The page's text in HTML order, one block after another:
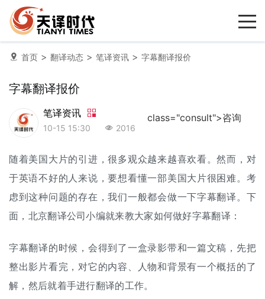
首页 > 翻译动态 > 笔译资讯 > 字幕翻译报价
字幕翻译报价
笔译资讯
10-15 15:30 2016
class="consult">咨询
随着美国大片的引进，很多观众越来越喜欢看。然而，对
于英语不好的人来说，要想看懂一部美国大片很困难。考
虑到这种问题的存在，我们一般都会做一下字幕翻译。下
面，北京翻译公司小编就来教大家如何做好字幕翻译：
字幕翻译的时候，会得到了一盒录影带和一篇文稿，先把
整出影片看完，对它的内容、人物和背景有一个概括的了
解，然后就着手进行翻译的工作。